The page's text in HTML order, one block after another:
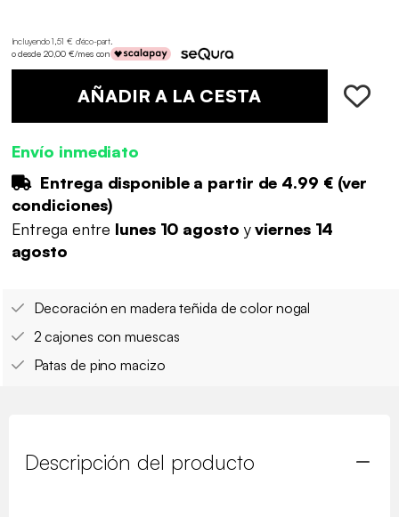
Incluyendo 1,51 € d'éco-part.
o desde 20,00 €/mes con
AÑADIR A LA CESTA
Envío inmediato
Entrega disponible a partir de 4.99 €(ver
condiciones)
Entrega entre lunes 10 agosto yviernes 14
agosto
Decoración en madera teñida de color nogal
2 cajones con muescas
Patas de pino macizo
Descripción del producto